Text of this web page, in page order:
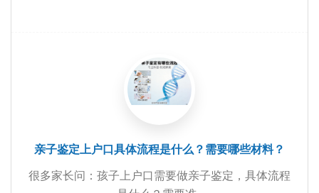
亲子鉴定上户口具体流程是什么？需要哪些材料？
很多家长问：孩子上户口需要做亲子鉴定，具体流程